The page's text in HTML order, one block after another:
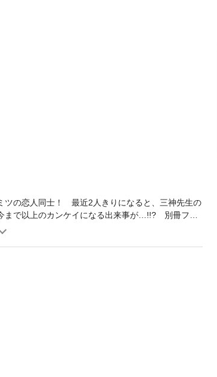
ツの恋人同士！ 最近2人きりになると、三神先生の
で以上のカンケイになる出来事が…!!? 別冊フレ